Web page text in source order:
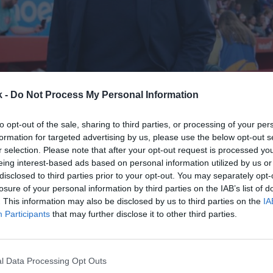
- Do Not Process My Personal Information
opt-out of the sale, sharing to third parties, or processing of your
for targeted advertising by us, please use the below opt-out
selection. Please note that after your opt-out request is processed
interest-based ads based on personal information utilized by us
to third parties prior to your opt-out. You may separately
of your personal information by third parties on the IAB’s list of
This information may also be disclosed by us to third parties on the
Participants that may further disclose it to other third parties.
Data Processing Opt Outs
19 de febrero de 2026
Guardar Me gusta
La liga profesional de fútbol femenino
este cargo aLola Romero, directora general del
. El cargo estaba vacante desdeel cese deRubén
, la gestora de la competición destaca que su